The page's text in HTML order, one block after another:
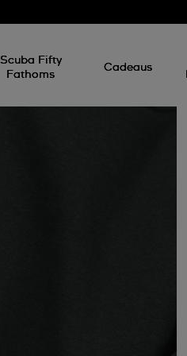
Scuba Fifty
Fathoms
Cadeaus